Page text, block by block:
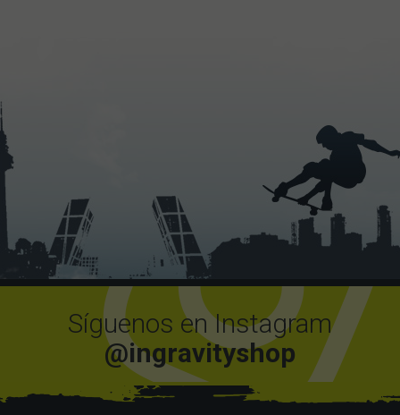
Síguenos en Instagram
@ingravityshop